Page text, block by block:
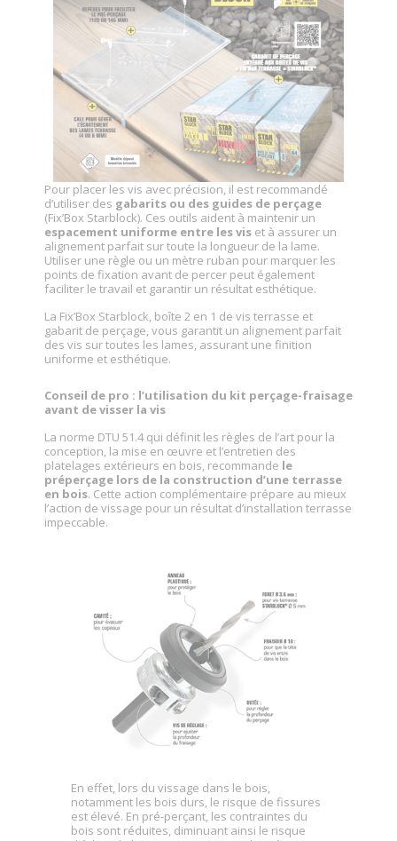
Pour placer les vis avec précision, il est recommandé
d’utiliser des gabarits ou des guides de perçage
(Fix’Box Starblock). Ces outils aident à maintenir un
espacement uniforme entre les vis et à assurer un
alignement parfait sur toute la longueur de la lame.
Utiliser une règle ou un mètre ruban pour marquer les
points de fixation avant de percer peut également
faciliter le travail et garantir un résultat esthétique.
La Fix’Box Starblock, boîte 2 en 1 de vis terrasse et
gabarit de perçage, vous garantit un alignement parfait
des vis sur toutes les lames, assurant une finition
uniforme et esthétique.
Conseil de pro : l’utilisation du kit perçage-fraisage
avant de visser la vis
La norme DTU 51.4 qui définit les règles de l’art pour la
conception, la mise en œuvre et l’entretien des
platelages extérieurs en bois, recommande le
préperçage lors de la construction d’une terrasse
en bois. Cette action complémentaire prépare au mieux
l’action de vissage pour un résultat d’installation terrasse
impeccable.
En effet, lors du vissage dans le bois,
notamment les bois durs, le risque de fissures
est élevé. En pré-perçant, les contraintes du
bois sont réduites, diminuant ainsi le risque